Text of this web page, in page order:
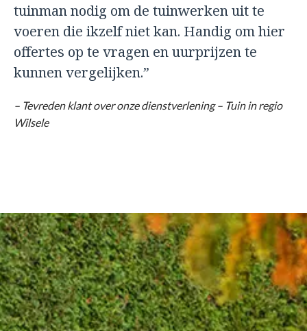
tuinman nodig om de tuinwerken uit te
voeren die ikzelf niet kan. Handig om hier
offertes op te vragen en uurprijzen te
kunnen vergelijken.”
– Tevreden klant over onze dienstverlening – Tuin in regio
Wilsele